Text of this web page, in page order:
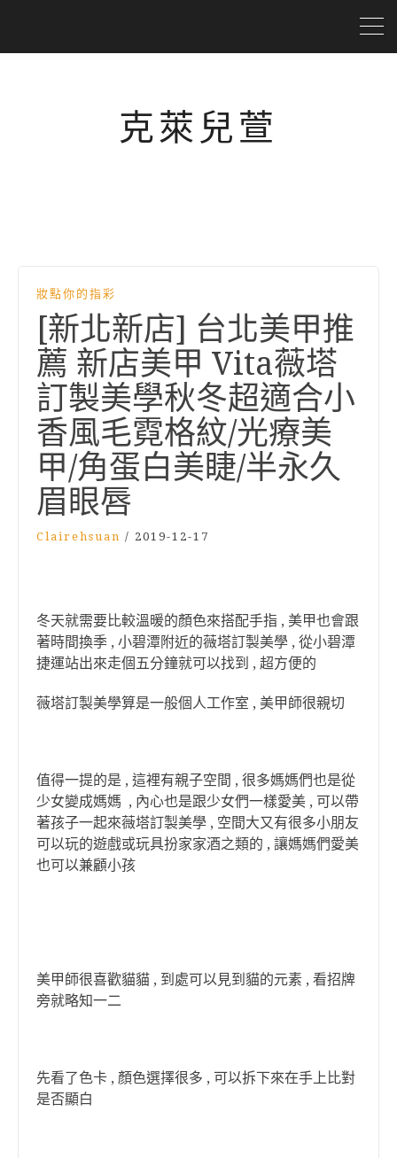
克萊兒萱
妝點你的指彩
[新北新店] 台北美甲推
薦 新店美甲 Vita薇塔
訂製美學秋冬超適合小
香風毛霓格紋/光療美
甲/角蛋白美睫/半永久
眉眼唇
Clairehsuan / 2019-12-17
冬天就需要比較溫暖的顏色來搭配手指 , 美甲也會跟
著時間換季 , 小碧潭附近的薇塔訂製美學 , 從小碧潭
捷運站出來走個五分鐘就可以找到 , 超方便的
薇塔訂製美學算是一般個人工作室 , 美甲師很親切
值得一提的是 , 這裡有親子空間 , 很多媽媽們也是從
少女變成媽媽 , 內心也是跟少女們一樣愛美 , 可以帶
著孩子一起來薇塔訂製美學 , 空間大又有很多小朋友
可以玩的遊戲或玩具扮家家酒之類的 , 讓媽媽們愛美
也可以兼顧小孩
美甲師很喜歡貓貓 , 到處可以見到貓的元素 , 看招牌
旁就略知一二
先看了色卡 , 顏色選擇很多 , 可以拆下來在手上比對
是否顯白